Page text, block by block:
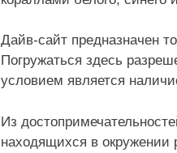
Дайв-сайт предназначен
Погружаться здесь
условием является
Из
находящихся в окружении